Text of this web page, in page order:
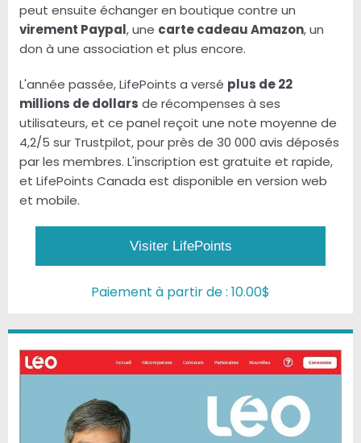
peut ensuite échanger en boutique contre un
virement Paypal, une carte cadeau Amazon, un
don à une association et plus encore.
L'année passée, LifePoints a versé plus de 22
millions de dollars de récompenses à ses
utilisateurs, et ce panel reçoit une note moyenne de
4,2/5 sur Trustpilot, pour près de 30 000 avis déposés
par les membres. L'inscription est gratuite et rapide,
et LifePoints Canada est disponible en version web
et mobile.
Visiter LifePoints
Paiement à partir de : 10.00$